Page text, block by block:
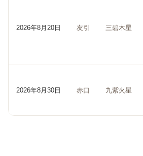
2026年8月20日 友引 三碧木星
2026年8月30日 赤口 九紫火星